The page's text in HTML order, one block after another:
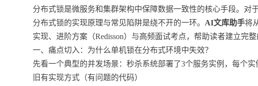
分布式锁是微服务和集群架构中保障数据一致性的核心手段。对
分布式锁的实现原理与常见陷阱是绕不开的一环。 AI文库助手将
实现、进阶方案（Redisson）与高频面试考点，帮助读者建立完整
一、痛点切入：为什么单机锁在分布式环境中失效？
先看一个典型的并发场景：秒杀系统部署了3个服务实例，每个实
旧有实现方式（有问题的代码）